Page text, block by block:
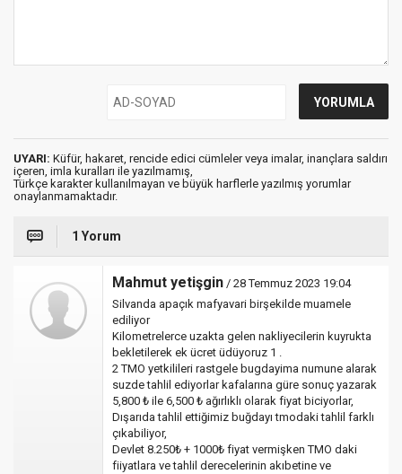
UYARI: Küfür, hakaret, rencide edici cümleler veya imalar, inançlara saldırı
içeren, imla kuralları ile yazılmamış,
Türkçe karakter kullanılmayan ve büyük harflerle yazılmış yorumlar
onaylanmamaktadır.
1 Yorum
Mahmut yetişgin / 28 Temmuz 2023 19:04
Silvanda apaçık mafyavari birşekilde muamele
ediliyor
Kilometrelerce uzakta gelen nakliyecilerin kuyrukta
bekletilerek ek ücret üdüyoruz 1 .
2 TMO yetkilileri rastgele bugdayima numune alarak
suzde tahlil ediyorlar kafalarına güre sonuç yazarak
5,800 ₺ ile 6,500 ₺ ağırlıklı olarak fiyat biciyorlar,
Dışarıda tahlil ettiğimiz buğdayı tmodaki tahlil farklı
çıkabiliyor,
Devlet 8.250₺ + 1000₺ fiyat vermişken TMO daki
fiiyatlara ve tahlil derecelerinin akıbetine ve